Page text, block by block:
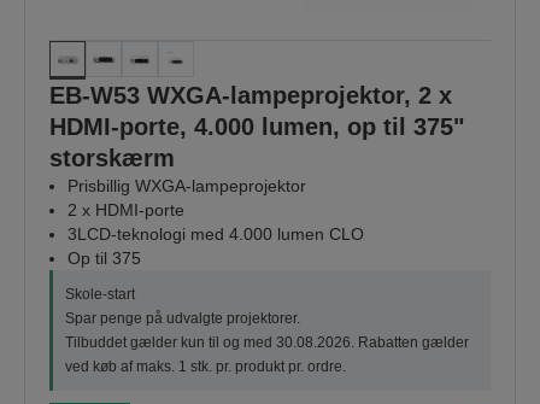
EB-W53 WXGA-lampeprojektor, 2 x
HDMI-porte, 4.000 lumen, op til 375"
storskærm
Prisbillig WXGA-lampeprojektor
2 x HDMI-porte
3LCD-teknologi med 4.000 lumen CLO
Op til 375
Skole-start
Spar penge på udvalgte projektorer.
Tilbuddet gælder kun til og med 30.08.2026. Rabatten gælder
ved køb af maks. 1 stk. pr. produkt pr. ordre.